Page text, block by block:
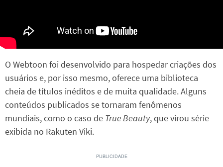
O Webtoon foi desenvolvido para hospedar criações dos
usuários e, por isso mesmo, oferece uma biblioteca
cheia de títulos inéditos e de muita qualidade. Alguns
conteúdos publicados se tornaram fenômenos
mundiais, como o caso de True Beauty, que virou série
exibida no Rakuten Viki.